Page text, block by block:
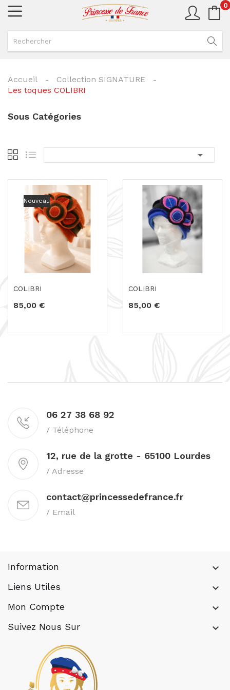
0
Accueil
Collection SIGNATURE
Les toques COLIBRI
Sous Catégories

Nouveau
COLIBRI
85,00 €
COLIBRI
85,00 €
06 27 38 68 92
/ Téléphone
12, rue de la grotte - 65100 Lourdes
/ Adresse
contact@princessedefrance.fr
/ Email
Information keyboard_arrow_down
Liens Utiles keyboard_arrow_down
Mon Compte keyboard_arrow_down
Suivez Nous Sur keyboard_arrow_down